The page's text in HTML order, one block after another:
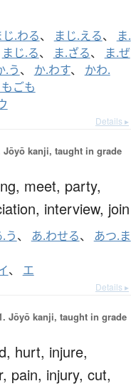
じ.わる、 まじ.える、
ま.
まじ.る、 ま.ざる、
ま.ぜ
.う、 か.わす、 かわ.
ごも
Details ▸
Jōyō kanji, taught in grade
meet, party,
interview, join
う、 あ.わせる、 あつ.ま
、 エ
Details ▸
Jōyō kanji, taught in grade
hurt, injure,
pain, injury, cut,